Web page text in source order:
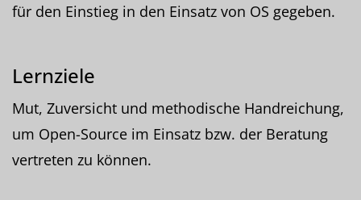
für den Einstieg in den Einsatz von OS gegeben.
Lernziele
Mut, Zuversicht und methodische Handreichung,
um Open-Source im Einsatz bzw. der Beratung
vertreten zu können.